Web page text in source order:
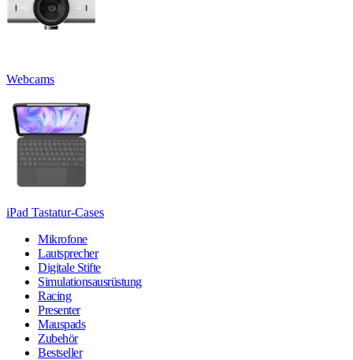
Webcams
iPad Tastatur-Cases
Mikrofone
Lautsprecher
Digitale Stifte
Simulationsausrüstung
Racing
Presenter
Mauspads
Zubehör
Bestseller